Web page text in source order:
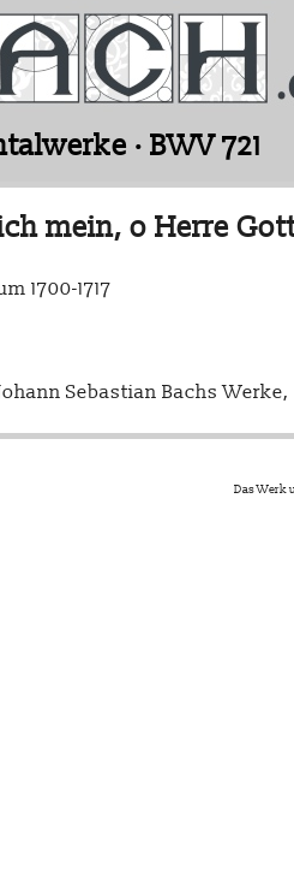
· BWV 721
mein, o Herre
1700-1717
Sebastian Bachs Werke,
Das Werk